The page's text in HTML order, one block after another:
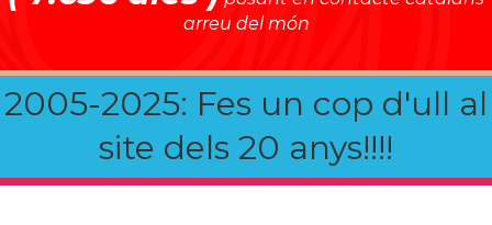
arreu del món
2005-2025: Fes un cop d'ull al
site dels 20 anys!!!!